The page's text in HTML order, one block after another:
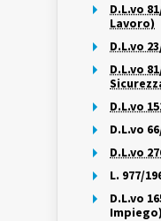
D.L.vo
Lavoro)
D.L.vo
D.L.vo
D.L.vo
D.L.vo
D.L.vo
L. 977/
D.L.vo
Impiego)